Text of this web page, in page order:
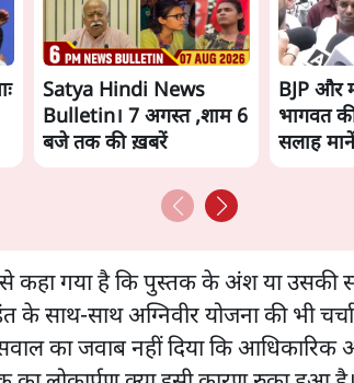
Satya Hindi News
Bulletin। 7 अगस्त ,शाम 6
बजे तक की ख़बरें
BJP और
भागवत
सलाह
गया है कि पुस्तक के अंश या उसकी
साथ-साथ अग्निवीर योजना की भी
का जवाब नहीं दिया कि आधिकारिक